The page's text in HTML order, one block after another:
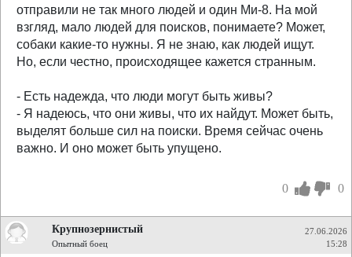
отправили не так много людей и один Ми-8. На мой
взгляд, мало людей для поисков, понимаете? Может,
собаки какие-то нужны. Я не знаю, как людей ищут.
Но, если честно, происходящее кажется странным.
- Есть надежда, что люди могут быть живы?
- Я надеюсь, что они живы, что их найдут. Может быть,
выделят больше сил на поиски. Время сейчас очень
важно. И оно может быть упущено.
0 0
Крупнозернистый
Опытный боец
27.06.2026
15:28